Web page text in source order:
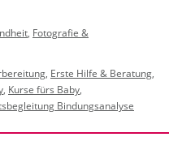
, Fotografie &
, Erste Hilfe & Beratung,
, Kurse fürs Baby,
Bindungsanalyse